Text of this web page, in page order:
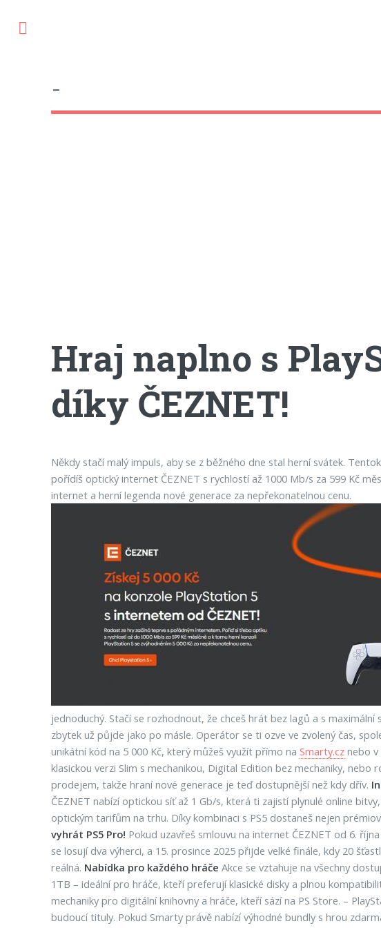
-
Hraj naplno s
díky ČEZNET!
Někdy stačí malý impuls, aby se z běžného dne stal herní svátek.
pořídíš optický internet ČEZNET s rychlostí až 1000 Mb/s za 599 Kč
internet a herní legenda nové generace za nepřekonatelnou cenu.
jednoduchý. Stačí se rozhodnout, že chceš hrát bez lagů a s
zbytek už půjde jako po másle. Operátor se ti ozve ve zvolený čas,
unikátní kód na 5 000 Kč, který můžeš využít přímo na Smarty.cznebo v
klasickou verzi Slim s mechanikou, Digital Edition bez mechaniky,
prodejem, takže hraní nové generace je teď dostupnější než kdy dřív.
ČEZNET nabízí optickou síť až 1 Gb/s, která ti zajistí plynulé online
optickým tarifům na trhu. Díky kombinaci s PS5 dostaneš nejen
vyhrát PS5 Pro! Pokud uzavřeš smlouvu na internet ČEZNET od 6.
se losují dva výherci, a 15. prosince 2025 přijde velké finále, kdy 20
reálná. Nabídka pro každého hráče Akce se vztahuje na všechny
1TB – ideální pro hráče, kteří preferují klasické disky a plnou
mechaniky pro digitální knihovny a hráče, kteří sází na PS Store. –
budoucí tituly. Pokud Smarty právě nabízí výhodné bundly s hrou